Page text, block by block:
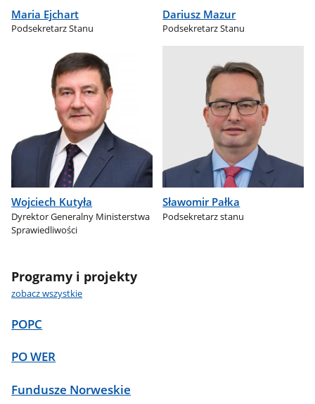
Maria Ejchart
Podsekretarz Stanu
Dariusz Mazur
Podsekretarz Stanu
Wojciech Kutyła
Dyrektor Generalny Ministerstwa
Sprawiedliwości
Sławomir Pałka
Podsekretarz stanu
Programy i projekty
zobacz wszystkie
POPC
PO WER
Fundusze Norweskie